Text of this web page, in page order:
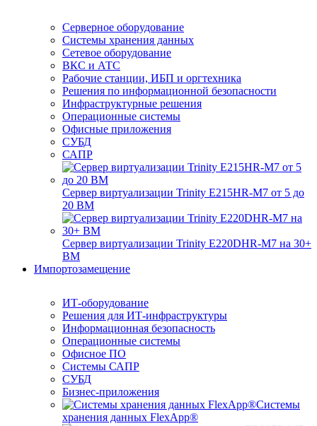
Серверное оборудование
Системы хранения данных
Сетевое оборудование
ВКС и АТС
Рабочие станции, ИБП и оргтехника
Решения по информационной безопасности
Инфраструктурные решения
Операционные системы
Офисные приложения
СУБД
САПР
Сервер виртуализации Trinity E215HR-M7 от 5 до
20 ВМ
Сервер виртуализации Trinity E220DHR-M7 на 30+
ВМ
Импортозамещение
ИТ-оборудование
Решения для ИТ-инфраструктуры
Информационная безопасность
Операционные системы
Офисное ПО
Системы САПР
СУБД
Бизнес-приложения
Системы
хранения данных FlexApp®